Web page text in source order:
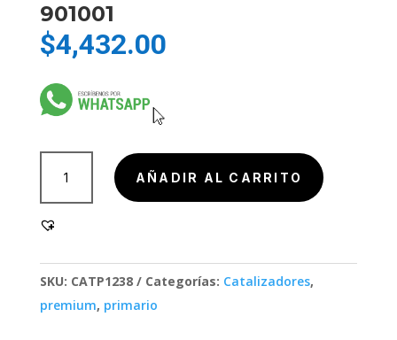
901001
$4,432.00
cantidad
AÑADIR AL CARRITO
SKU: CATP1238 Categorías: Catalizadores,
premium, primario